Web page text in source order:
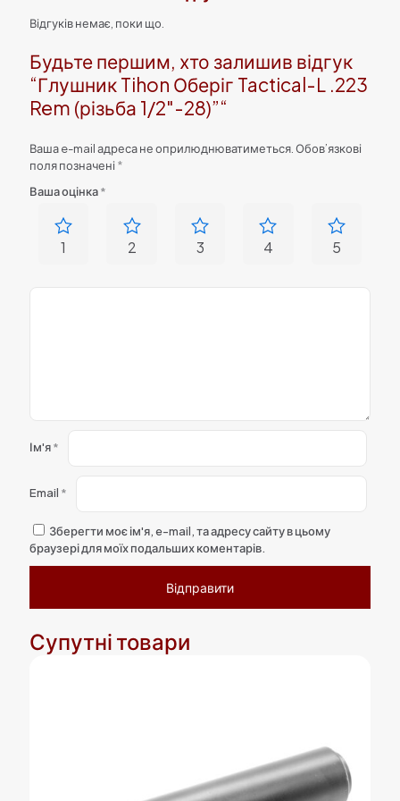
Відгуків немає, поки що.
Будьте першим, хто залишив відгук
“Глушник Tihon Оберіг Tactical-L .223
Rem (різьба 1/2″-28)”“
Ваша e-mail адреса не оприлюднюватиметься. Обов’язкові
поля позначені *
Ваша оцінка*
1 2 3 4 5
Ім'я*
Email *
Зберегти моє ім'я, e-mail, та адресу сайту в цьому
браузері для моїх подальших коментарів.
Супутні товари